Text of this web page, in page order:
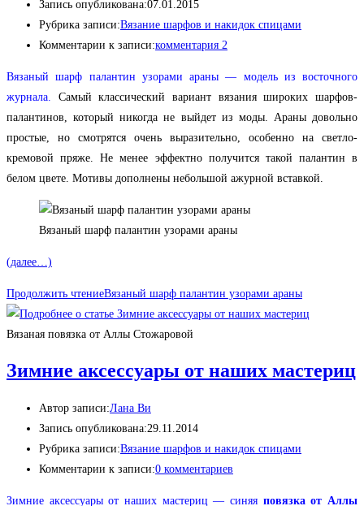
Запись опубликована:07.01.2015
Рубрика записи:Вязание шарфов и накидок спицами
Комментарии к записи:комментария 2
Вязаный шарф палантин узорами араны — модель из восточного
журнала. Самый классический вариант вязания широких шарфов-
палантинов, который никогда не выйдет из моды. Араны довольно
простые, но смотрятся очень выразительно, особенно на светло-
кремовой пряже. Не менее эффектно получится такой палантин в
белом цвете. Мотивы дополнены небольшой ажурной вставкой.
Вязаный шарф палантин узорами араны
(далее…)
Продолжить чтениеВязаный шарф палантин узорами араны
Вязаная повязка от Аллы Стожаровой
Зимние аксессуары от наших мастериц
Автор записи:Лана Ви
Запись опубликована:29.11.2014
Рубрика записи:Вязание шарфов и накидок спицами
Комментарии к записи:0 комментариев
Зимние аксессуары от наших мастериц — синяя повязка от Аллы